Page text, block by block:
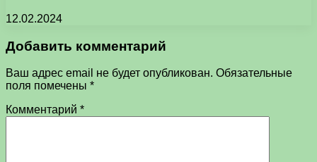
12.02.2024
Добавить комментарий
Ваш адрес email не будет опубликован. Обязательные
поля помечены *
Комментарий *